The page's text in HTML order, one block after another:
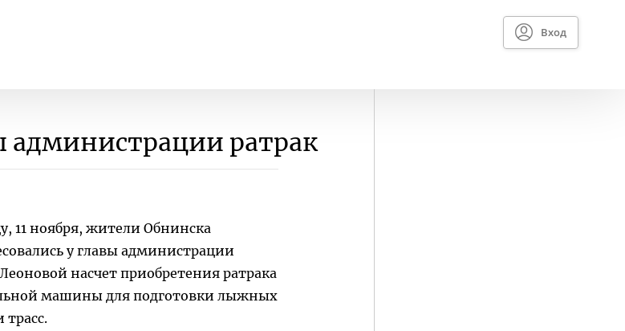
Вход
администрации ратрак
11 ноября, жители Обнинска
у главы администрации
насчет приобретения ратрака
машины для подготовки лыжных
трасс.